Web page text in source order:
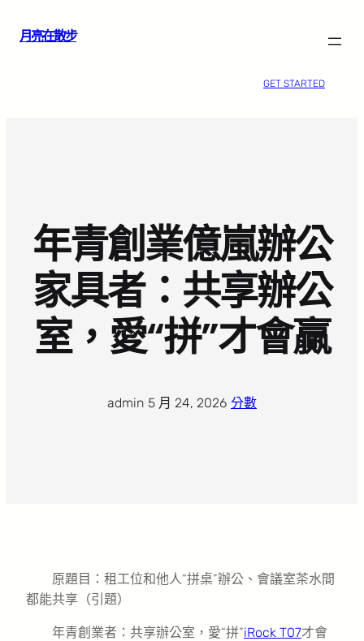
月亮在散步
GET STARTED
年青創業億嵐辦公
家具者：共享辦公
室，愛“拼”才會贏
admin 5 月 24, 2026 分數
原題目：租工位和他人“拼桌”辦公、會議室茶水間
都能共享（引題）
年青創業者：共享辦公室，愛“拼”iRock T07才會